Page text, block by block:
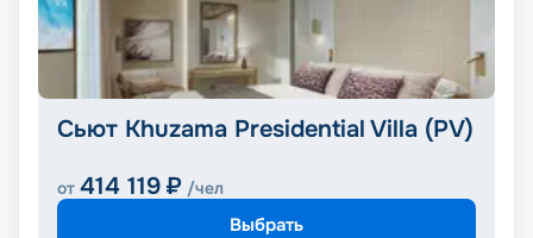
Сьют Khuzama Presidential Villa (PV)
от 414 119 ₽ /чел
Выбрать